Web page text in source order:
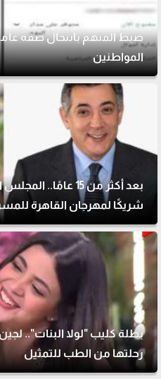
ضبط المتهم بانتحال صفة
المواطنين
بعد أكثر من 15
شريكًا لمهرجان القاهرة
بطلة كليب "لولا البنات"..
رحلتها من الطب للتمثيل